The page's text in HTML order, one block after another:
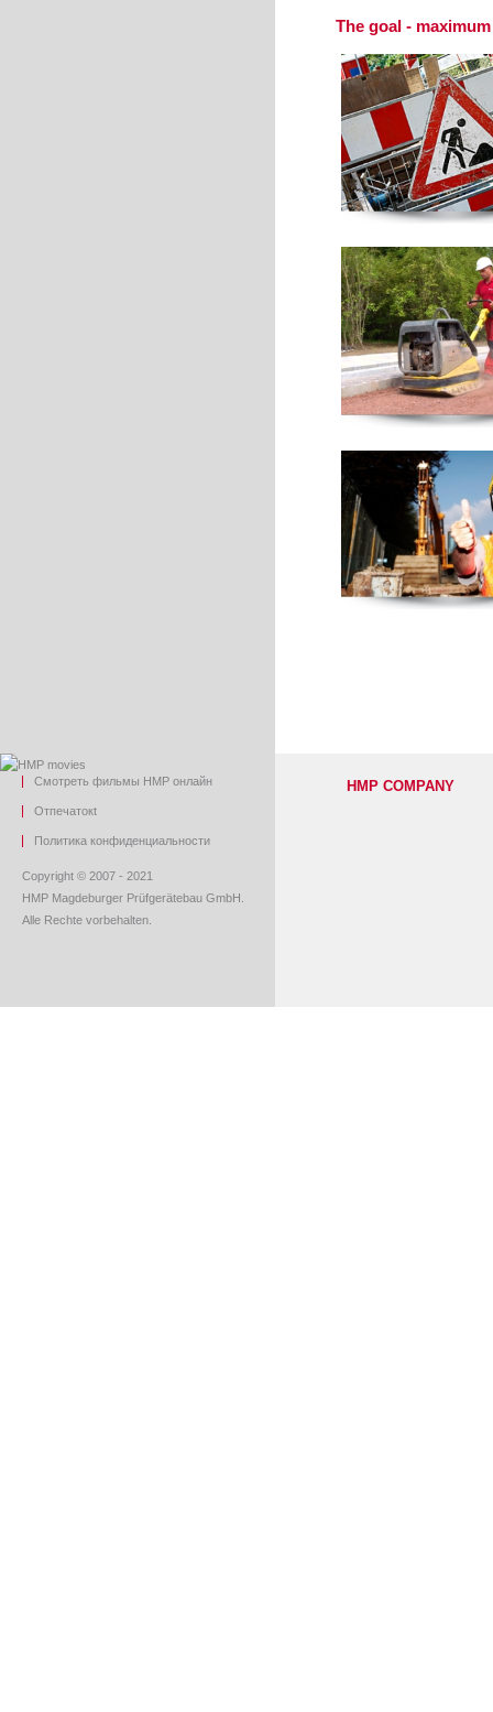
The goal -
Смотреть фильмы HMP онлайн
Oтпечатокt
Политика конфиденциальности
Copyright © 2007 - 2021
HMP Magdeburger Prüfgerätebau GmbH.
Alle Rechte vorbehalten.
HMP COMPANY